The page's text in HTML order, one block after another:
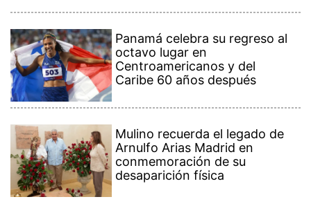
Panamá celebra su regreso al
octavo lugar en
Centroamericanos y del
Caribe 60 años después
Mulino recuerda el legado de
Arnulfo Arias Madrid en
conmemoración de su
desaparición física